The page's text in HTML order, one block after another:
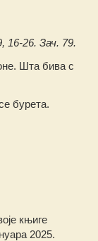
16-26. Зач. 79.
Шта бива с
бурета.
књиге
2025.